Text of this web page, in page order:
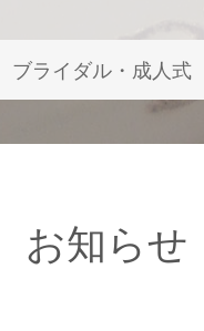
ブライダル・成人式
お知らせ